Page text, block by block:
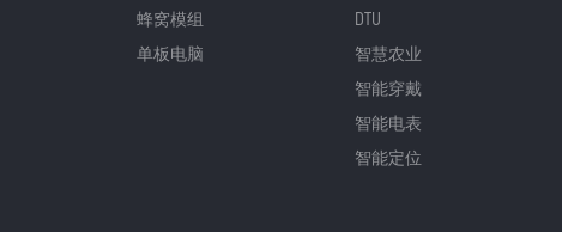
蜂窝模组
单板电脑
DTU
智慧农业
智能穿戴
智能电表
智能定位